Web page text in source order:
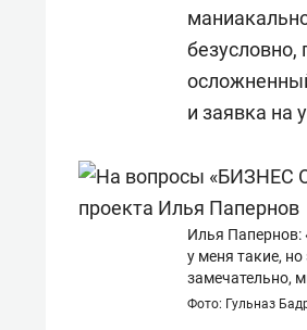
безусловно,
и заявка на
Илья Папернов:
у меня такие,
замечательно,
Фото: Гульназ